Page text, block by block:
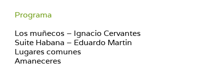
Programa
Los muñecos – Ignacio Cervantes
Suite Habana – Eduardo Martin
Lugares comunes
Amaneceres